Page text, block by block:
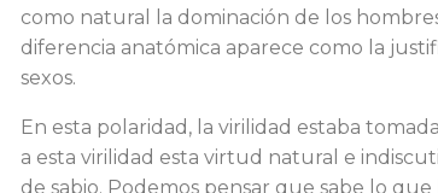
como natural la domina­ción de los
diferencia anató­mica aparece como la
sexos.
En esta polaridad, la virilidad estaba
a esta virilidad esta virtud natural e
de sabio. Podemos pensar que sabe lo